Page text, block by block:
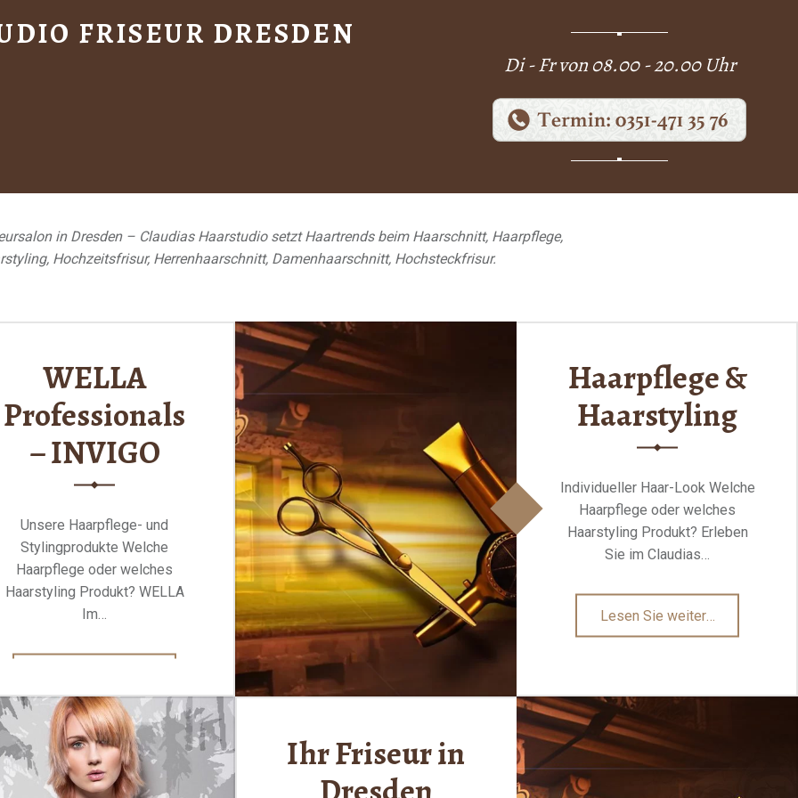
FRISEUR DRESDEN
Di - Fr von 08.00 - 20.00 Uhr
in Dresden – Claudias Haarstudio setzt Haartrends beim Haarschnitt, Haarpflege,
Hochzeitsfrisur, Herrenhaarschnitt, Damenhaarschnitt, Hochsteckfrisur.
WELLA
Professionals
– INVIGO
Unsere Haarpflege- und
Stylingprodukte Welche
Haarpflege oder welches
Haarstyling Produkt? WELLA
Im…
Professionals
–
INVIGO"
Haarpflege &
Haarstyling
Individueller Haar-Look Welche
Haarpflege oder welches
Haarstyling Produkt? Erleben
Sie im Claudias…
Lesen Sie weiter"Haarpflege
&
…
Ihr Friseur in